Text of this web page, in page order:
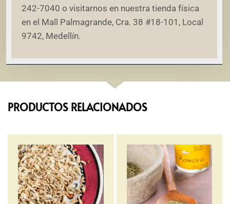
242-7040 o visitarnos en nuestra tienda física
en el Mall Palmagrande, Cra. 38 #18-101, Local
9742, Medellín.
PRODUCTOS RELACIONADOS